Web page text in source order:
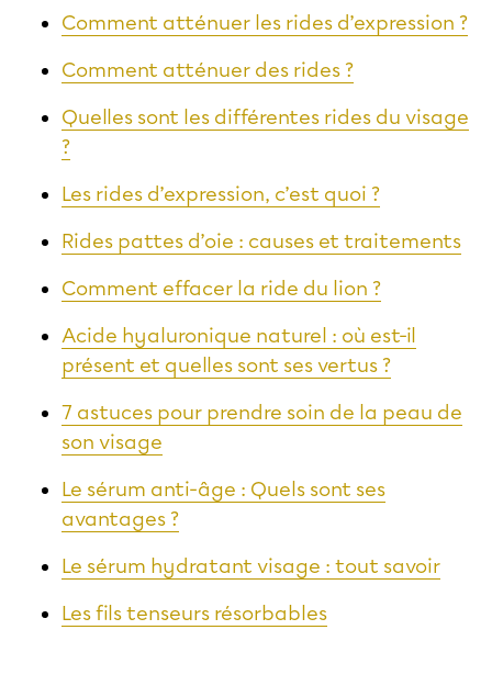
Comment atténuer les rides d’expression ?
Comment atténuer des rides ?
Quelles sont les différentes rides du visage
?
Les rides d’expression, c’est quoi ?
Rides pattes d’oie : causes et traitements
Comment effacer la ride du lion ?
Acide hyaluronique naturel : où est-il
présent et quelles sont ses vertus ?
7 astuces pour prendre soin de la peau de
son visage
Le sérum anti-âge : Quels sont ses
avantages ?
Le sérum hydratant visage : tout savoir
Les fils tenseurs résorbables